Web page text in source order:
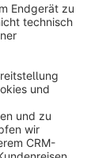
werden